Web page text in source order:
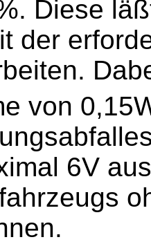
Diese
der
von
6V